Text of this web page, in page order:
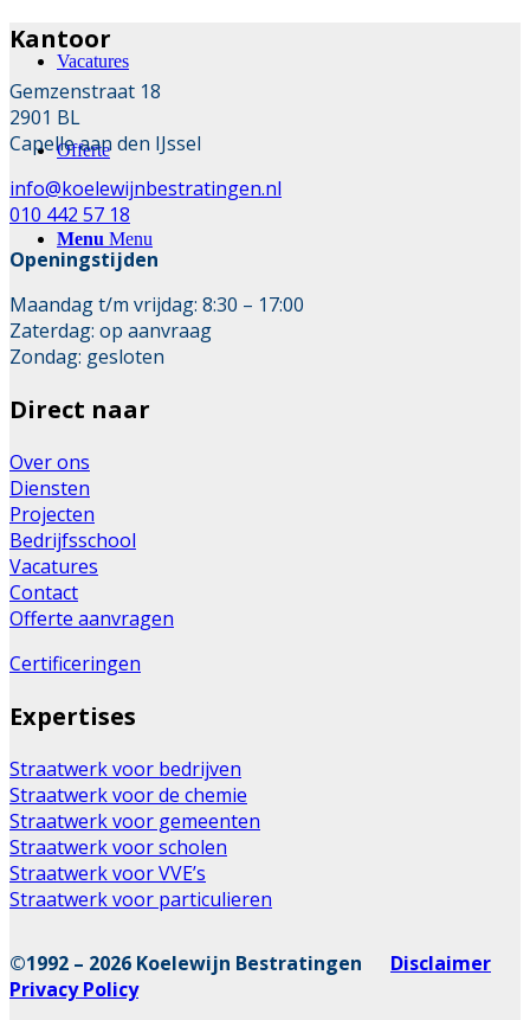
Vacatures
Offerte
Menu Menu
Kantoor
Gemzenstraat 18
2901 BL
Capelle aan den IJssel
info@koelewijnbestratingen.nl
010 442 57 18
Openingstijden
Maandag t/m vrijdag: 8:30 – 17:00
Zaterdag: op aanvraag
Zondag: gesloten
Direct naar
Over ons
Diensten
Projecten
Bedrijfsschool
Vacatures
Contact
Offerte aanvragen
Certificeringen
Expertises
Straatwerk voor bedrijven
Straatwerk voor de chemie
Straatwerk voor gemeenten
Straatwerk voor scholen
Straatwerk voor VVE’s
Straatwerk voor particulieren
©1992 – 2026 Koelewijn Bestratingen Disclaimer
Privacy Policy